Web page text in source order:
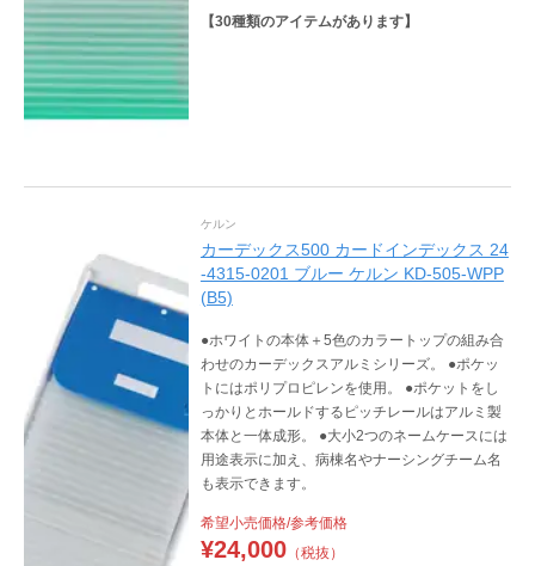
【30種類のアイテムがあります】
ケルン
カーデックス500 カードインデックス 24
-4315-0201 ブルー ケルン KD-505-WPP
(B5)
●ホワイトの本体＋5色のカラートップの組み合
わせのカーデックスアルミシリーズ。 ●ポケッ
トにはポリプロピレンを使用。 ●ポケットをし
っかりとホールドするピッチレールはアルミ製
本体と一体成形。 ●大小2つのネームケースには
用途表示に加え、病棟名やナーシングチーム名
も表示できます。
希望小売価格/参考価格
¥24,000（税抜）